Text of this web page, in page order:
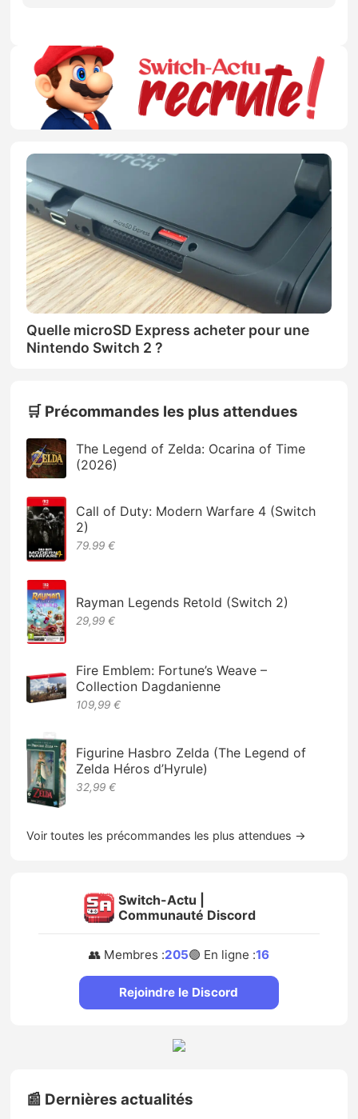
Quelle microSD Express acheter pour une
Nintendo Switch 2 ?
🛒 Précommandes les plus attendues
The Legend of Zelda: Ocarina of Time
(2026)
Call of Duty: Modern Warfare 4 (Switch
2)
79.99 €
Rayman Legends Retold (Switch 2)
29,99 €
Fire Emblem: Fortune’s Weave –
Collection Dagdanienne
109,99 €
Figurine Hasbro Zelda (The Legend of
Zelda Héros d’Hyrule)
32,99 €
Voir toutes les précommandes les plus attendues →
Switch-Actu |
Communauté Discord
👥 Membres :205🟢 En ligne :16
Rejoindre le Discord
📰 Dernières actualités